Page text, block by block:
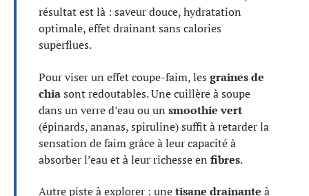
résultat est là : saveur douce, hydratation
optimale, effet drainant sans calories
superflues.
Pour viser un effet coupe-faim, les graines de
chiasont redoutables. Une cuillère à soupe
dans un verre d’eau ou un smoothie vert
(épinards, ananas, spiruline) suffit à retarder la
sensation de faim grâce à leur capacité à
absorber l’eau et à leur richesse en fibres.
Autre piste à explorer : unetisane drainante à